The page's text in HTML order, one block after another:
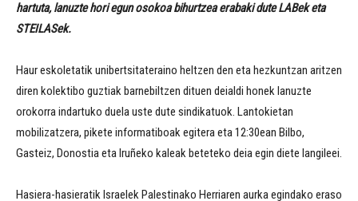
hartuta, lanuzte hori egun osokoa bihurtzea erabaki dute LABek eta
STEILASek.
Haur eskoletatik unibertsitateraino heltzen den eta hezkuntzan aritzen
diren kolektibo guztiak barnebiltzen dituen deialdi honek lanuzte
orokorra indartuko duela uste dute sindikatuok. Lantokietan
mobilizatzera, pikete informatiboak egitera eta 12:30ean Bilbo,
Gasteiz, Donostia eta Iruñeko kaleak beteteko deia egin diete langileei.
Hasiera-hasieratik Israelek Palestinako Herriaren aurka egindako eraso